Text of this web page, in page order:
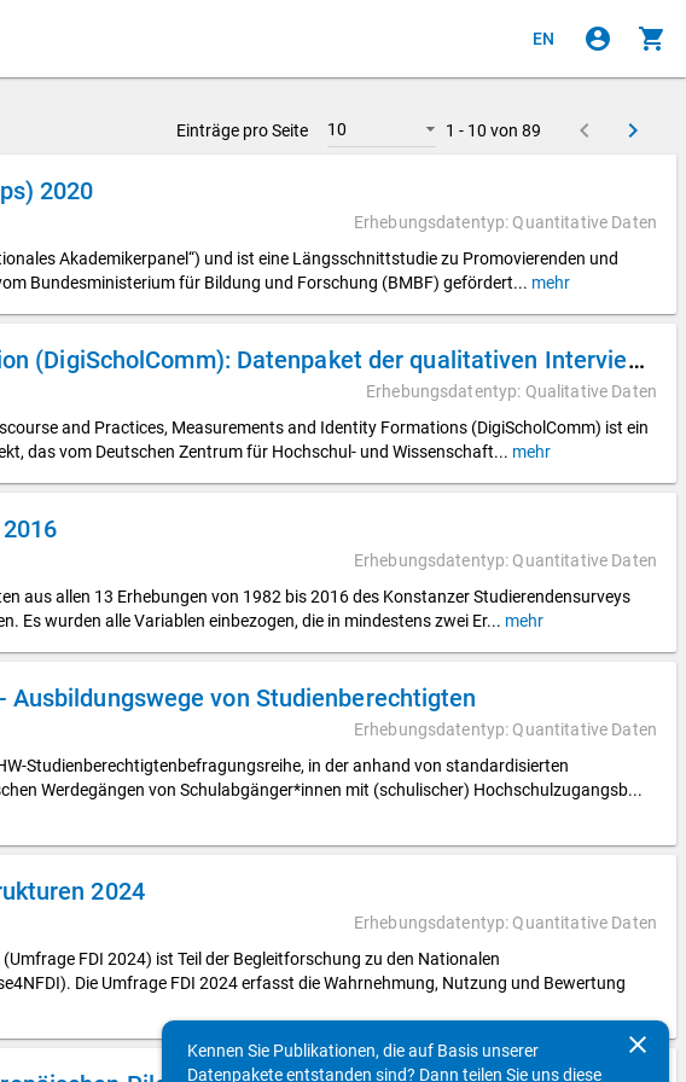
EN account_circle shopping_cart
Einträge pro Seite 10 1 - 10 von 89 keyboard_arrow_left keyboard_arrow_right
2020
Erhebungsdatentyp: Quantitative Daten
Akademikerpanel“) und ist eine Längsschnittstudie zu Promovierenden und
Bundesministerium für Bildung und Forschung (BMBF) gefördert... mehr
Digitalization of Scholarly Communication (DigiScholComm): Datenpaket der qualitativen Interviewdaten des DZHW-Teilprojekts Digital Visibilities in Appointment Procedures (DigiVisib)
Erhebungsdatentyp: Qualitative Daten
and Practices, Measurements and Identity Formations (DigiScholComm) ist ein
das vom Deutschen Zentrum für Hochschul- und Wissenschaft... mehr
Erhebungsdatentyp: Quantitative Daten
aus allen 13 Erhebungen von 1982 bis 2016 des Konstanzer Studierendensurveys
Es wurden alle Variablen einbezogen, die in mindestens zwei Er... mehr
von Studienberechtigten
Erhebungsdatentyp: Quantitative Daten
Studienberechtigtenbefragungsreihe, in der anhand von standardisierten
Werdegängen von Schulabgänger*innen mit (schulischer) Hochschulzugangsb...
2024
Erhebungsdatentyp: Quantitative Daten
FDI 2024) ist Teil der Begleitforschung zu den Nationalen
Die Umfrage FDI 2024 erfasst die Wahrnehmung, Nutzung und Bewertung
clear
Kennen Sie Publikationen, die auf Basis unserer
Datenpakete entstanden sind? Dann teilen Sie uns diese